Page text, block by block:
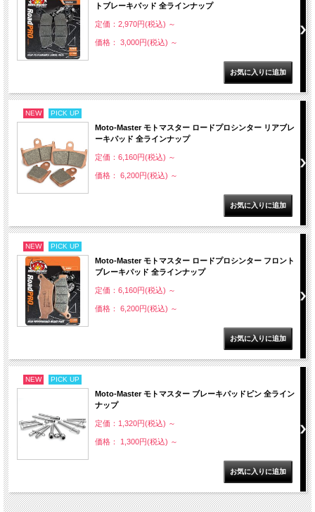
トブレーキパッド 全ラインナップ
定価：2,970円(税込) ～
価格： 3,000円(税込) ～
NEW PICK UP
Moto-Master モトマスター ロードプロシンター リアブレ
ーキパッド 全ラインナップ
定価：6,160円(税込) ～
価格： 6,200円(税込) ～
NEW PICK UP
Moto-Master モトマスター ロードプロシンター フロント
ブレーキパッド 全ラインナップ
定価：6,160円(税込) ～
価格： 6,200円(税込) ～
NEW PICK UP
Moto-Master モトマスター ブレーキパッドピン 全ライン
ナップ
定価：1,320円(税込) ～
価格： 1,300円(税込) ～